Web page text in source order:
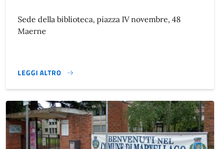
Sede della biblioteca, piazza IV novembre, 48
Maerne
LEGGI ALTRO
}